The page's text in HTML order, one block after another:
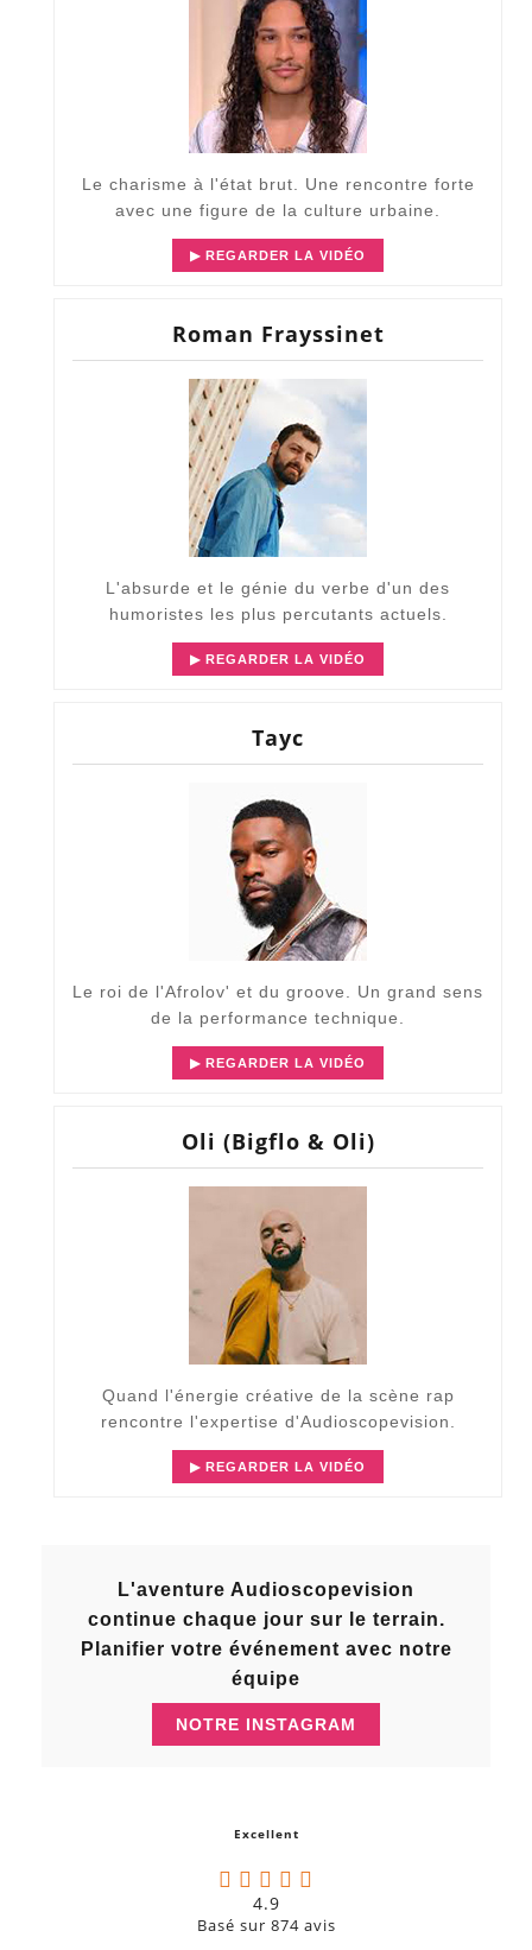
Le charisme à l'état brut. Une rencontre forte
avec une figure de la culture urbaine.
▶ REGARDER LA VIDÉO
Roman Frayssinet
L'absurde et le génie du verbe d'un des
humoristes les plus percutants actuels.
▶ REGARDER LA VIDÉO
Tayc
Le roi de l'Afrolov' et du groove. Un grand sens
de la performance technique.
▶ REGARDER LA VIDÉO
Oli (Bigflo & Oli)
Quand l'énergie créative de la scène rap
rencontre l'expertise d'Audioscopevision.
▶ REGARDER LA VIDÉO
L'aventure Audioscopevision
continue chaque jour sur le terrain.
Planifier votre événement avec notre
équipe
NOTRE INSTAGRAM
Excellent
4.9
Basé sur 874avis